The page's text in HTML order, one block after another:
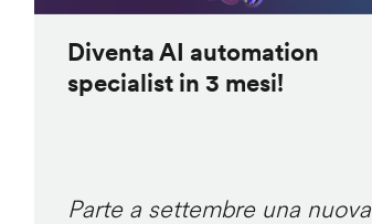
Diventa AI automation
specialist in 3 mesi!
Parte a settembre una nuova